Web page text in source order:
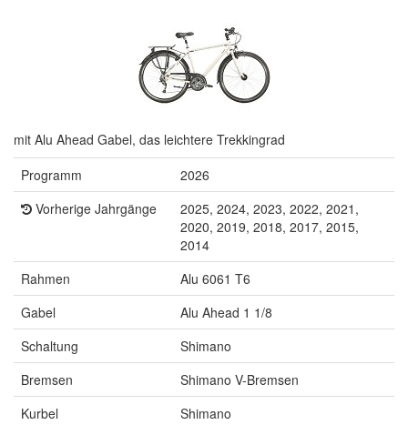
mit Alu Ahead Gabel, das leichtere Trekkingrad
Programm
2026
Vorherige Jahrgänge
2025, 2024, 2023, 2022, 2021,
2020, 2019, 2018, 2017, 2015,
2014
Rahmen
Alu 6061 T6
Gabel
Alu Ahead 1 1/8
Schaltung
Shimano
Bremsen
Shimano V-Bremsen
Kurbel
Shimano